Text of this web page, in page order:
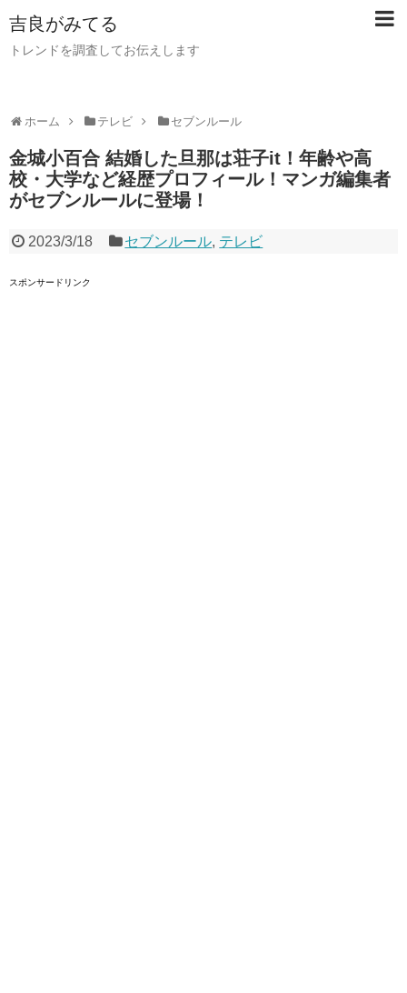
吉良がみてる
トレンドを調査してお伝えします
ホーム テレビ セブンルール
金城小百合 結婚した旦那は荘子it！年齢や高
校・大学など経歴プロフィール！マンガ編集者
がセブンルールに登場！
2023/3/18 セブンルール, テレビ
スポンサードリンク